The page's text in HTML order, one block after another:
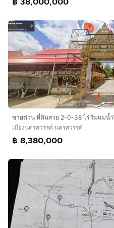
ขายด่วน ที่ดินสวย 2-0-38 ไร่ ริมแม่น้ำ
เมืองนครสวรรค์ นครสวรรค์
฿ 8,380,000